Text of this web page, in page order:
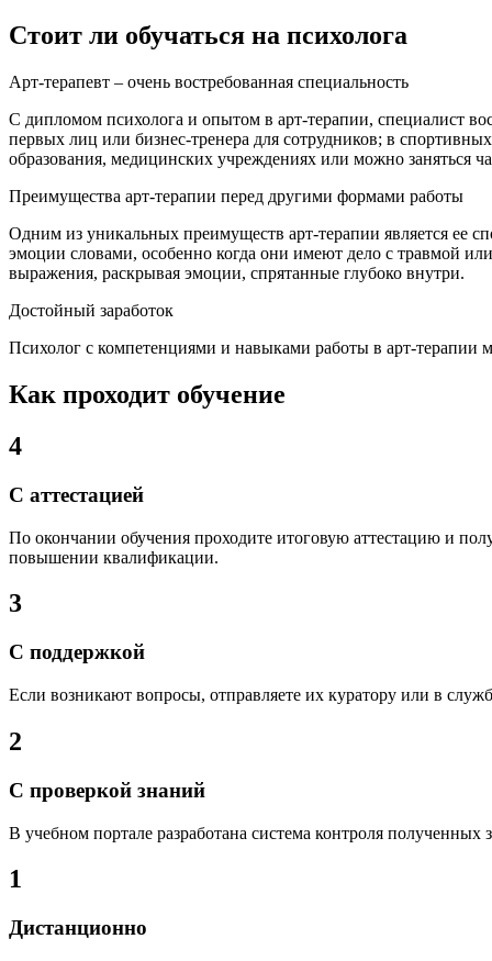
Стоит ли обучаться на психолога
Арт-терапевт – очень востребованная специальность
С дипломом психолога и опытом в арт-терапии, специалист
первых лиц или бизнес-тренера для сотрудников; в
образования, медицинских учреждениях или можно заняться
Преимущества арт-терапии перед другими формами работы
Одним из уникальных преимуществ арт-терапии является ее
эмоции словами, особенно когда они имеют дело с травмой
выражения, раскрывая эмоции, спрятанные глубоко внутри.
Достойный заработок
Психолог с компетенциями и навыками работы в арт-терапии
Как проходит обучение
4
С аттестацией
По окончании обучения проходите итоговую аттестацию и
повышении квалификации.
3
С поддержкой
Если возникают вопросы, отправляете их куратору или в
2
С проверкой знаний
В учебном портале разработана система контроля полученных
1
Дистанционно